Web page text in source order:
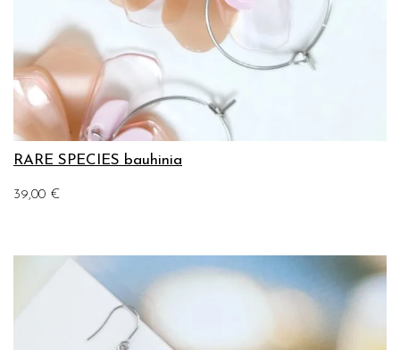
RARE SPECIES bauhinia
39,00 €